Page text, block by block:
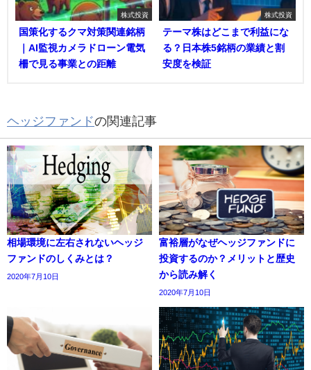
株式投資
国策化するクマ対策関連銘柄
｜AI監視カメラドローン電気
柵で見る事業との距離
株式投資
テーマ株はどこまで利益にな
る？日本株5銘柄の業績と割
安度を検証
ヘッジファンドの関連記事
相場環境に左右されないヘッジ
ファンドのしくみとは？
2020年7月10日
富裕層がなぜヘッジファンドに
投資するのか？メリットと歴史
から読み解く
2020年7月10日